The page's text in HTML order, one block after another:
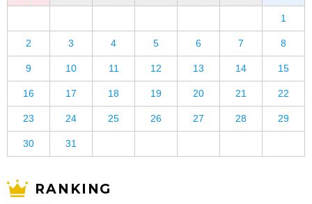
1
2 3 4 5 6 7 8
9 10 11 12 13 14 15
16 17 18 19 20 21 22
23 24 25 26 27 28 29
30 31
RANKING